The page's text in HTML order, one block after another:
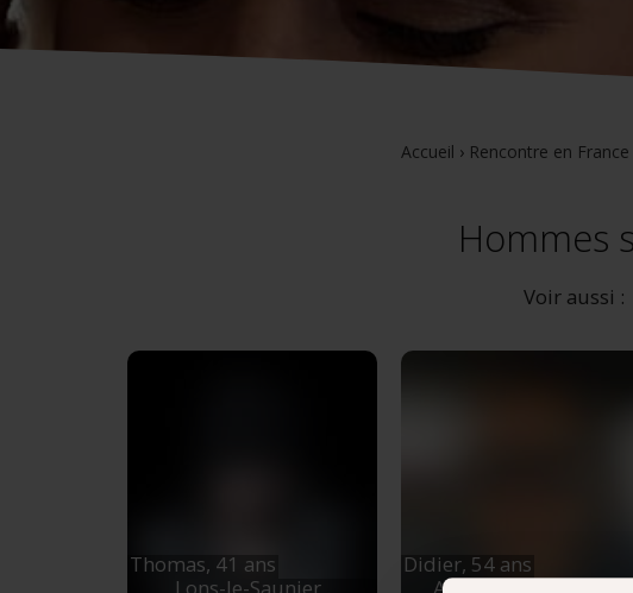
Accueil › Rencontre en France
Hommes
Voir aussi :
Thomas, 41 ans
Lons-le-Saunier ,
Didier, 54 ans
Arbois, Bourgogne-